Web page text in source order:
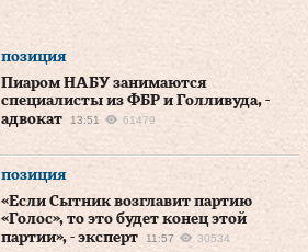
позиция
Пиаром НАБУ занимаются
специалисты из ФБР и Голливуда, -
адвокат
13:51 61479
позиция
«Если Сытник возглавит партию
«Голос», то это будет конец этой
партии», - эксперт
11:57 30534